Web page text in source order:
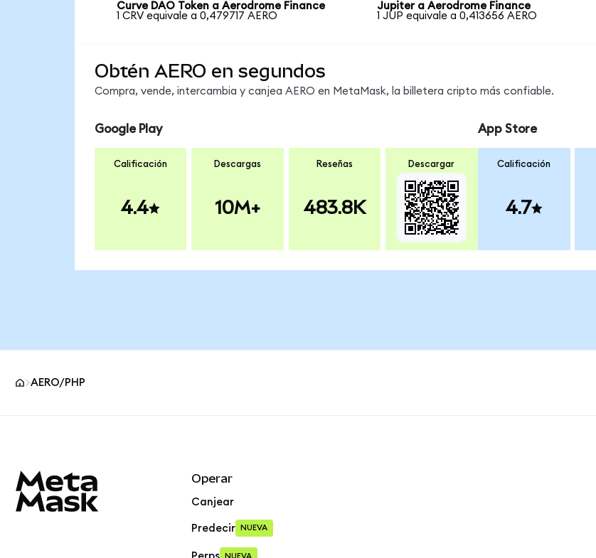
Curve DAO Token a Aerodrome Finance
1 CRV equivale a 0,479717 AERO
Jupiter a Aerodrome Finance
1 JUP equivale a 0,413656 AERO
Obtén AERO en segundos
Compra, vende, intercambia y canjea AERO en MetaMask, la billetera cripto más confiable.
Google Play
Calificación
4.4
Descargas
10M+
Reseñas
483.8K
Descargar
App Store
Calificación
4.7
AERO/PHP
Operar
Canjear
Predecir NUEVA
NUEVA